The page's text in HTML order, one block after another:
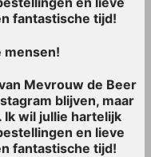
fantastische tijd!
mensen!
Mevrouw de Beer
blijven, maar
wil jullie hartelijk
en lieve
fantastische tijd!